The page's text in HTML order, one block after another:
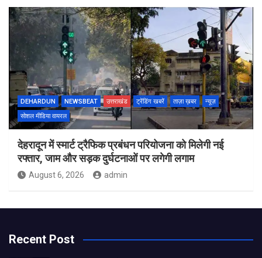
DEHARDUN NEWSBEAT उत्तराखंड ट्रेंडिंग खबरें ताज़ा ख़बर
न्यूज़
सोशल मीडिया वायरल
देहरादून में स्मार्ट ट्रैफिक प्रबंधन परियोजना को मिलेगी नई
रफ्तार, जाम और सड़क दुर्घटनाओं पर लगेगी लगाम
August 6, 2026 admin
Recent Post